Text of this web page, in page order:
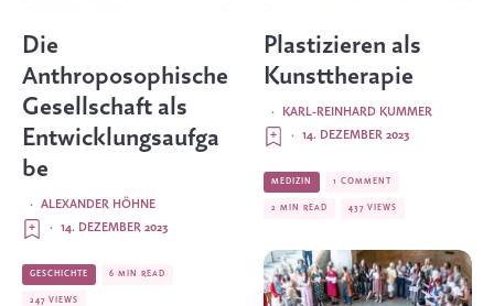
Die
Anthroposophische
Gesellschaft als
Entwicklungsaufga
be
ALEXANDER HÖHNE
·
14. DEZEMBER 2023
·
GESCHICHTE 6 MIN READ
247 VIEWS
Plastizieren als
Kunsttherapie
KARL-REINHARD KUMMER
·
14. DEZEMBER 2023
·
MEDIZIN 1 COMMENT
2 MIN READ 437 VIEWS